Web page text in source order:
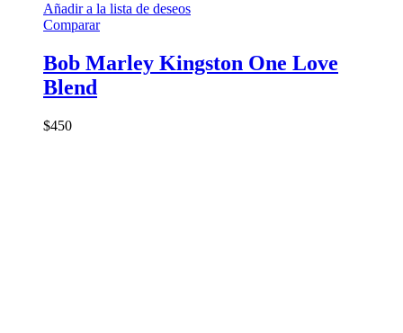
Añadir a la lista de deseos
Comparar
Bob Marley Kingston One Love
Blend
$450